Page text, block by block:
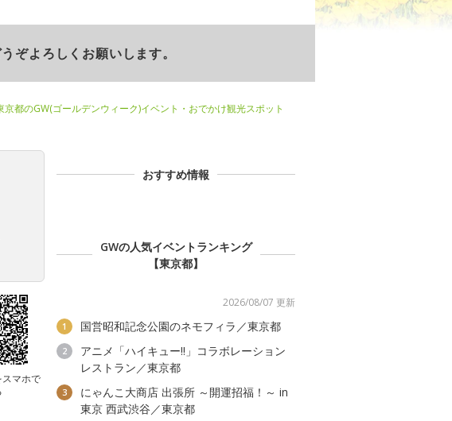
ぞよろしくお願いします。
京都のGW(ゴールデンウィーク)イベント・おでかけ観光スポット
マホで
おすすめ情報
GWの人気イベントランキング
【東京都】
2026/08/07 更新
1 国営昭和記念公園のネモフィラ／東京都
2
アニメ「ハイキュー!!」コラボレーション
レストラン／東京都
3
にゃんこ大商店 出張所 ～開運招福！～ in
東京 西武渋谷／東京都